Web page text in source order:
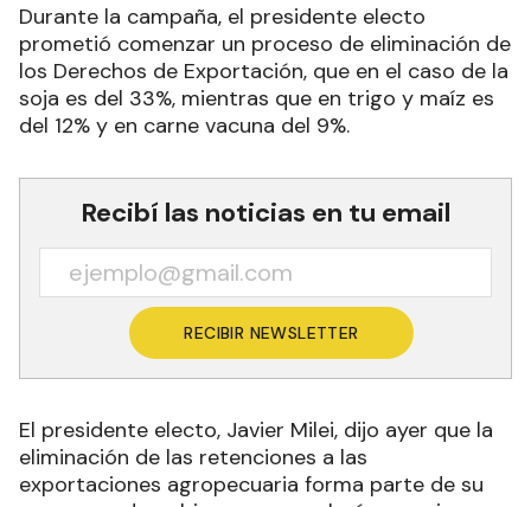
Durante la campaña, el presidente electo
prometió comenzar un proceso de eliminación de
los Derechos de Exportación, que en el caso de la
soja es del 33%, mientras que en trigo y maíz es
del 12% y en carne vacuna del 9%.
Recibí las noticias en tu email
RECIBIR NEWSLETTER
El presidente electo, Javier Milei, dijo ayer que la
eliminación de las retenciones a las
exportaciones agropecuaria forma parte de su